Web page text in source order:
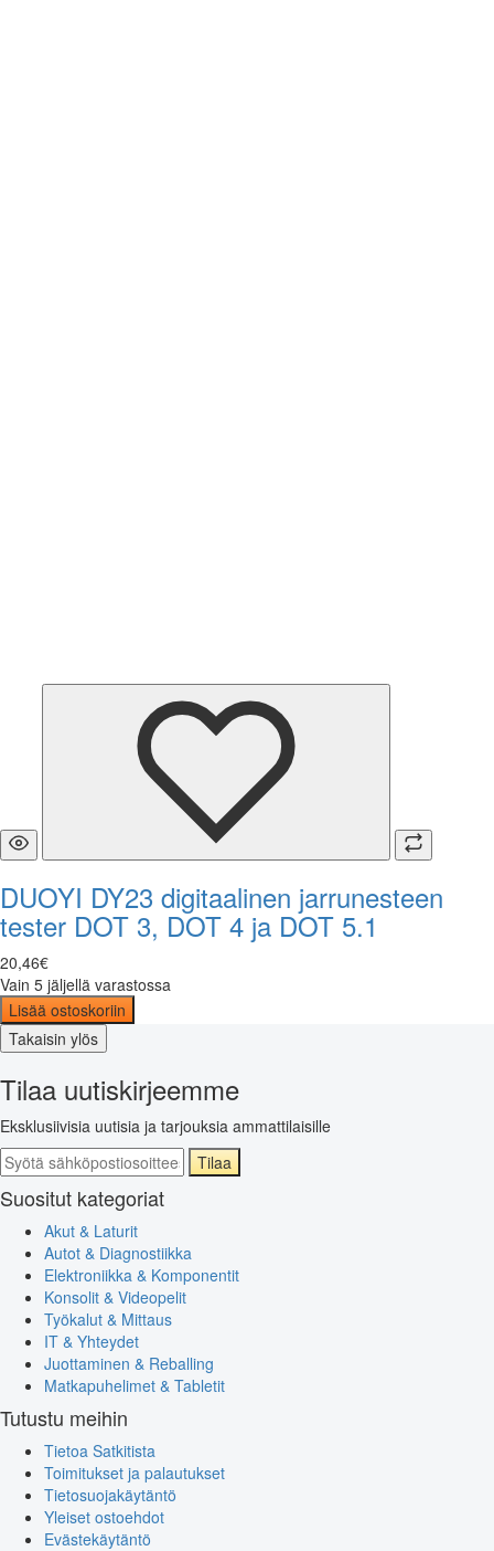
DUOYI DY23 digitaalinen jarrunesteen
tester DOT 3, DOT 4 ja DOT 5.1
20,46€
Vain 5 jäljellä varastossa
Lisää ostoskoriin
Takaisin ylös
Tilaa uutiskirjeemme
Eksklusiivisia uutisia ja tarjouksia ammattilaisille
Tilaa
Suositut kategoriat
Akut & Laturit
Autot & Diagnostiikka
Elektroniikka & Komponentit
Konsolit & Videopelit
Työkalut & Mittaus
IT & Yhteydet
Juottaminen & Reballing
Matkapuhelimet & Tabletit
Tutustu meihin
Tietoa Satkitista
Toimitukset ja palautukset
Tietosuojakäytäntö
Yleiset ostoehdot
Evästekäytäntö